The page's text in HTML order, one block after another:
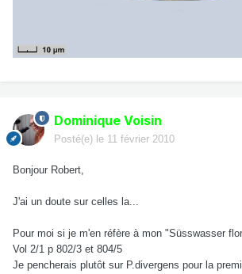
Dominique Voisin
Posté(e) le 11 février 2010
Bonjour Robert,
J'ai un doute sur celles la...
Pour moi si je m'en réfère à mon "Süsswasser
Vol 2/1 p 802/3 et 804/5
Je pencherais plutôt sur P.divergens pour la